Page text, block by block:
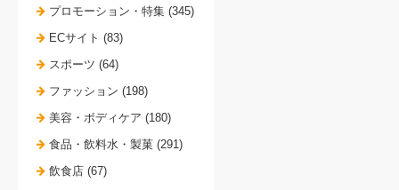
プロモーション・特集 (345)
ECサイト (83)
スポーツ (64)
ファッション (198)
美容・ボディケア (180)
食品・飲料水・製菓 (291)
飲食店 (67)